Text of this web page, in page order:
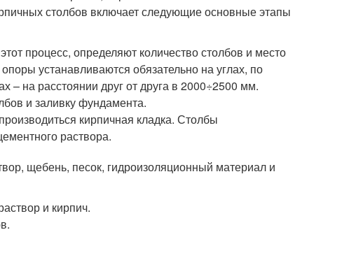
столбов включает следующие основные этапы
процесс, определяют количество столбов и место
устанавливаются обязательно на углах, по
– на расстоянии друг от друга в 2000÷2500 мм.
и заливку фундамента.
кирпичная кладка. Столбы
раствора.
щебень, песок, гидроизоляционный материал и
и кирпич.